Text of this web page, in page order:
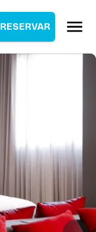
RESERVAR